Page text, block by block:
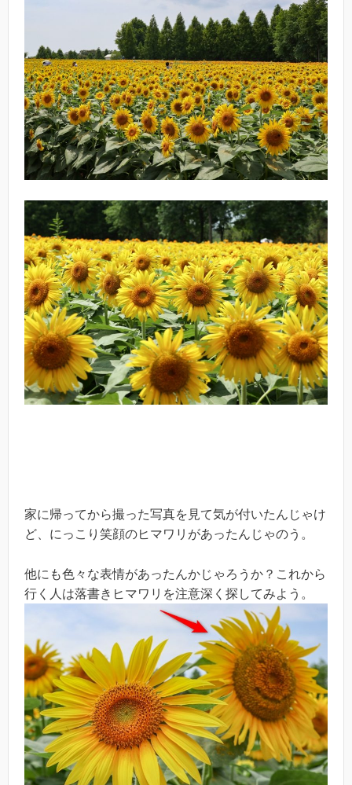
家に帰ってから撮った写真を見て気が付いたんじゃけ
ど、にっこり笑顔のヒマワリがあったんじゃのう。
他にも色々な表情があったんかじゃろうか？これから
行く人は落書きヒマワリを注意深く探してみよう。